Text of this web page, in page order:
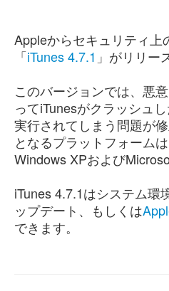
Appleからセキュリティ上
「iTunes 4.7.1 」がリリー
このバージョンでは、悪
ってiTunesがクラッシュ
実行されてしまう問題が
となるプラットフォーム
Windows XPおよび
iTunes 4.7.1はシステム環
ップデート、もしくは
できます。